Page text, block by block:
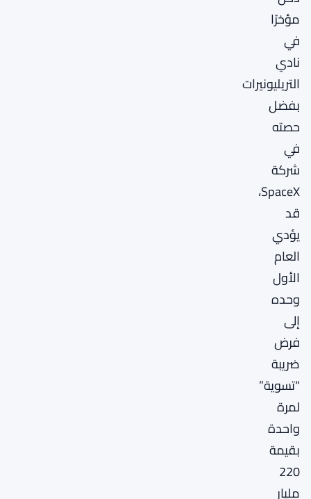
مؤخرًا
في
نادي
التريليونيرات
بفضل
حصته
في
شركة
SpaceX،
قد
يؤدي
العام
الأول
وحده
إلى
فرض
ضريبة
“تسوية”
لمرة
واحدة
بقيمة
220
مليار